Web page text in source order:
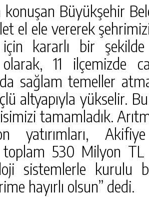
Büyükşehir
el ele vererek
için kararlı bir
11 ilçemizde
da sağlam temeller
altyapıyla yükselir.
tamamladık.
yatırımları,
toplam 530 Milyon
sistemlerle kurulu
hayırlı olsun” dedi.